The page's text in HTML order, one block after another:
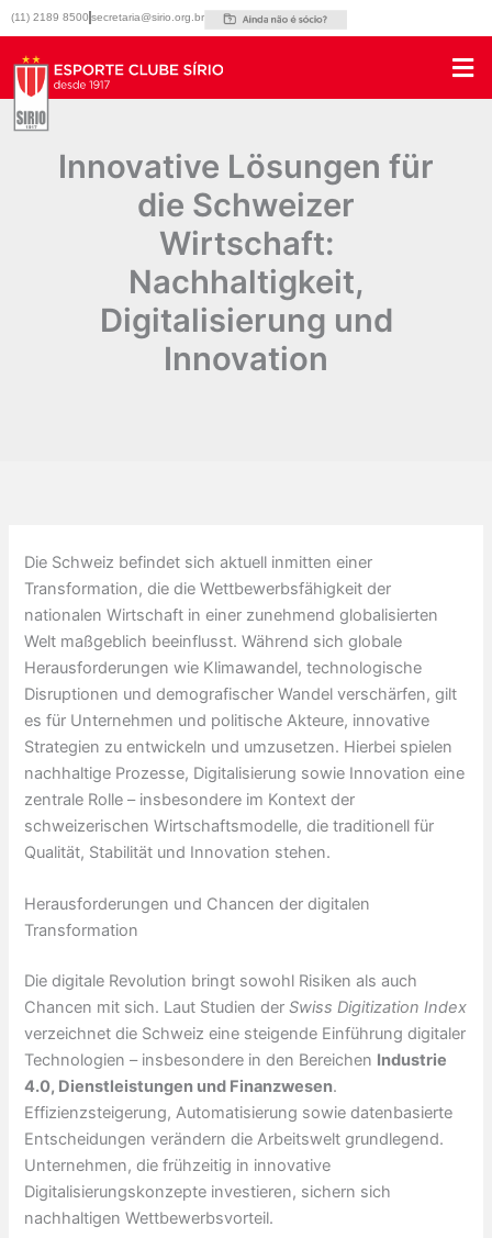
para
conteúdo
(11) 2189 8500 secretaria@sirio.org.br
Innovative Lösungen für
die Schweizer
Wirtschaft:
Nachhaltigkeit,
Digitalisierung und
Innovation
Die Schweiz befindet sich aktuell inmitten einer
Transformation, die die Wettbewerbsfähigkeit der
nationalen Wirtschaft in einer zunehmend globalisierten
Welt maßgeblich beeinflusst. Während sich globale
Herausforderungen wie Klimawandel, technologische
Disruptionen und demografischer Wandel verschärfen, gilt
es für Unternehmen und politische Akteure, innovative
Strategien zu entwickeln und umzusetzen. Hierbei spielen
nachhaltige Prozesse, Digitalisierung sowie Innovation eine
zentrale Rolle – insbesondere im Kontext der
schweizerischen Wirtschaftsmodelle, die traditionell für
Qualität, Stabilität und Innovation stehen.
Herausforderungen und Chancen der digitalen
Transformation
Die digitale Revolution bringt sowohl Risiken als auch
Chancen mit sich. Laut Studien derSwiss Digitization Index
verzeichnet die Schweiz eine steigende Einführung digitaler
Technologien – insbesondere in den Bereichen Industrie
4.0, Dienstleistungen und Finanzwesen.
Effizienzsteigerung, Automatisierung sowie datenbasierte
Entscheidungen verändern die Arbeitswelt grundlegend.
Unternehmen, die frühzeitig in innovative
Digitalisierungskonzepte investieren, sichern sich
nachhaltigen Wettbewerbsvorteil.